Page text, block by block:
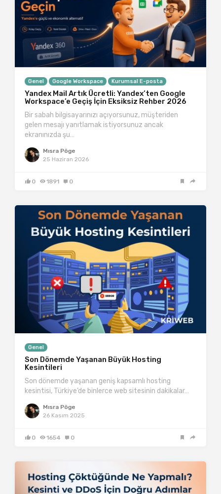
Genel Google Workspace Kurumsal E-posta
Yandex Mail Artık Ücretli: Yandex’ten Google
Workspace’e Geçiş İçin Eksiksiz Rehber 2026
Bir sabah bilgisayarınızı açıyorsunuz, müşteriden
gelen mesajı yanıtlamak istiyorsunuz ancak
ekranınızda şu…
Mısra Pöge
25 Haziran 2026
0 1891 0
Genel
Son Dönemde Yaşanan Büyük Hosting
Kesintileri
Son dönemde yaşanan geniş kapsamlı hosting
kesintisi, Türkiye’de binlerce web sitesinin dakikalar…
Mısra Pöge
26 Kasım 2025
0 1654 0